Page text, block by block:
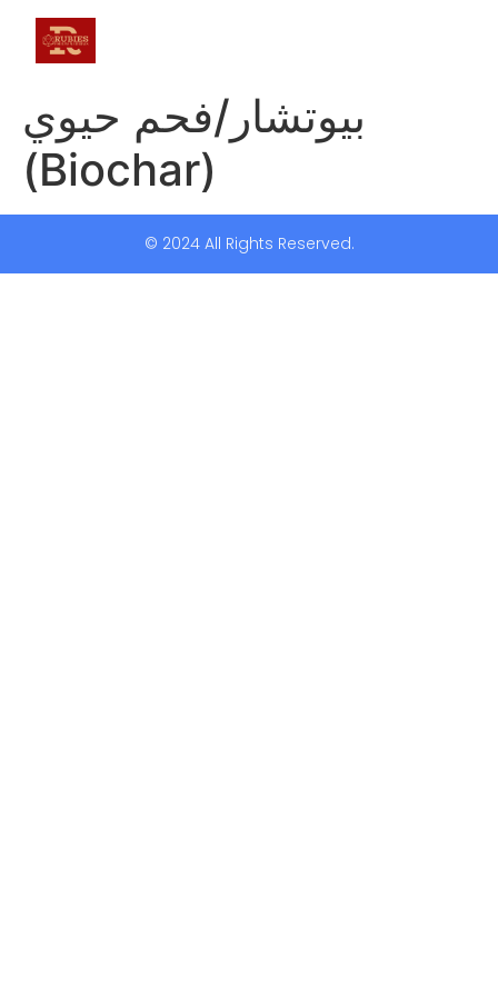
بيوتشار/فحم حيوي
(Biochar)
© 2024 All Rights Reserved.